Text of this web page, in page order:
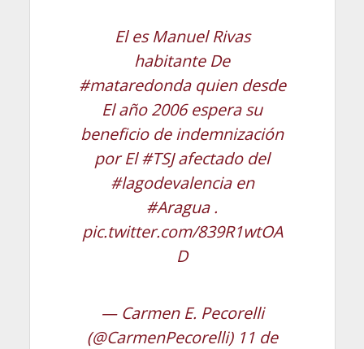
El es Manuel Rivas
habitante De
#mataredondaquien desde
El año 2006 espera su
beneficio de indemnización
por El#TSJafectado del
#lagodevalenciaen
#Aragua.
pic.twitter.com/839R1wtOA
D
— Carmen E. Pecorelli
(@CarmenPecorelli) 11 de